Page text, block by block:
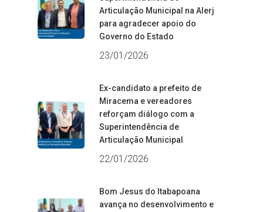
Articulação Municipal na Alerj
para agradecer apoio do
Governo do Estado
23/01/2026
Ex-candidato a prefeito de
Miracema e vereadores
reforçam diálogo com a
Superintendência de
Articulação Municipal
22/01/2026
Bom Jesus do Itabapoana
avança no desenvolvimento e